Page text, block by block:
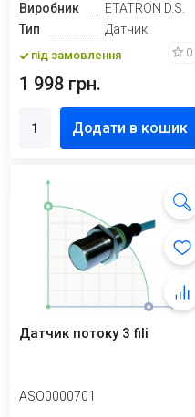
Виробник
ETATRON D.S.
Тип
Датчик
під замовлення 0
1 998 грн.
Додати в кошик
Датчик потоку 3 fili
ASO0000701